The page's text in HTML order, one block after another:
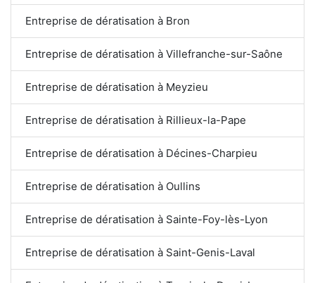
Entreprise de dératisation à Bron
Entreprise de dératisation à Villefranche-sur-Saône
Entreprise de dératisation à Meyzieu
Entreprise de dératisation à Rillieux-la-Pape
Entreprise de dératisation à Décines-Charpieu
Entreprise de dératisation à Oullins
Entreprise de dératisation à Sainte-Foy-lès-Lyon
Entreprise de dératisation à Saint-Genis-Laval